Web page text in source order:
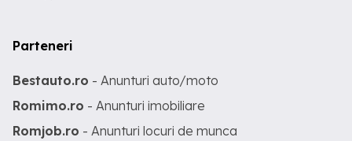
Parteneri
Bestauto.ro - Anunturi auto/moto
Romimo.ro - Anunturi imobiliare
Romjob.ro - Anunturi locuri de munca